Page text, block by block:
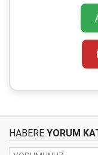
HABERE YORUM